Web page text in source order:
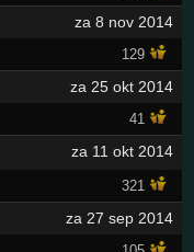
za 8 nov 2014
129
za 25 okt 2014
41
za 11 okt 2014
321
za 27 sep 2014